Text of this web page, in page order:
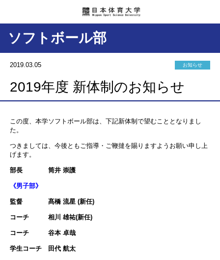
ソフトボール部
2019.03.05 お知らせ
2019年度 新体制のお知らせ
この度、本学ソフトボール部は、下記新体制で望むこととなりまし
た。
つきましては、今後ともご指導・ご鞭撻を賜りますようお願い申し上
げます。
部長 筒井 崇護
《男子部》
監督 髙橋 流星 (新任)
コーチ 相川 雄祐(新任)
コーチ 谷本 卓哉
学生コーチ 田代 航太